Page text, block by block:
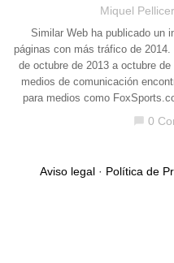
Miquel Pellicer
Similar Web ha publicado un
páginas con más tráfico de
de octubre de 2013 a octubre
medios de comunicación
para medios como
chat_bubble 0
Aviso legal· Política de